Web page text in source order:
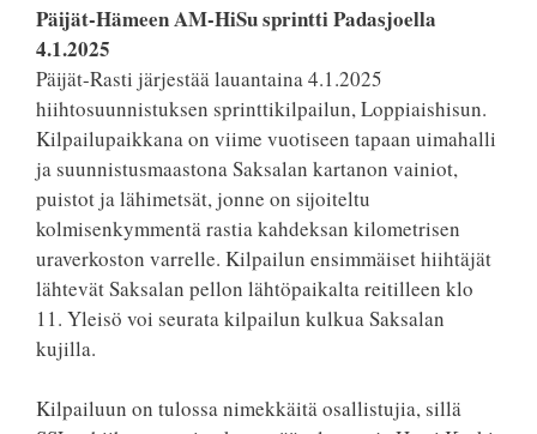
Päijät-Hämeen AM-HiSu sprintti Padasjoella
4.1.2025
Päijät-Rasti järjestää lauantaina 4.1.2025
hiihtosuunnistuksen sprinttikilpailun, Loppiaishisun.
Kilpailupaikkana on viime vuotiseen tapaan uimahalli
ja suunnistusmaastona Saksalan kartanon vainiot,
puistot ja lähimetsät, jonne on sijoiteltu
kolmisenkymmentä rastia kahdeksan kilometrisen
uraverkoston varrelle. Kilpailun ensimmäiset hiihtäjät
lähtevät Saksalan pellon lähtöpaikalta reitilleen klo
11. Yleisö voi seurata kilpailun kulkua Saksalan
kujilla.
Kilpailuun on tulossa nimekkäitä osallistujia, sillä